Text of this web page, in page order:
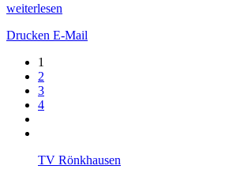
weiterlesen
Drucken E-Mail
1
2
3
4
TV Rönkhausen